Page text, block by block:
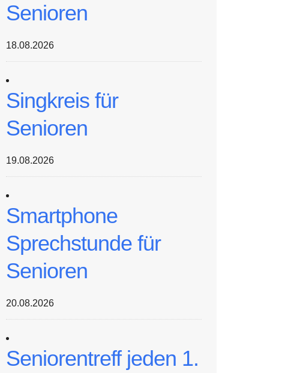
Senioren
18.08.2026
Singkreis für
Senioren
19.08.2026
Smartphone
Sprechstunde für
Senioren
20.08.2026
Seniorentreff jeden 1.